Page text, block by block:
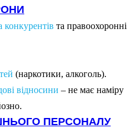
конкурентів та правоохоронні
(наркотики, алкоголь).
відносини – не має наміру
ПЕРСОНАЛУ